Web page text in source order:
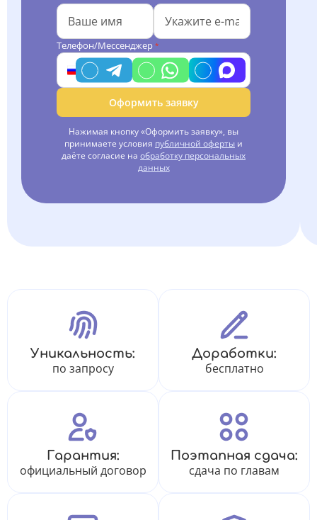
Телефон/Мессенджер *
Оформить заявку
Нажимая кнопку «Оформить заявку», вы
принимаете условия публичной оферты и
даёте согласие на обработку персональных
данных
Уникальность:
по запросу
Доработки:
бесплатно
Гарантия:
официальный договор
Поэтапная сдача:
сдача по главам